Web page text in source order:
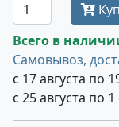
Всего в
Самовывоз,
с 17 августа по
с 25 августа по